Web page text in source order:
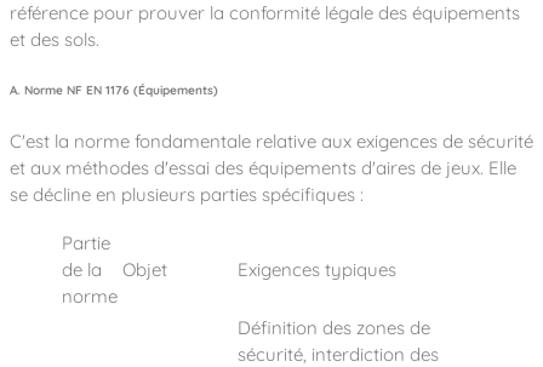
référence pour prouver la conformité légale des équipements
et des sols.
A. Norme NF EN 1176 (Équipements)
C'est la norme fondamentale relative aux exigences de sécurité
et aux méthodes d'essai des équipements d'aires de jeux. Elle
se décline en plusieurs parties spécifiques :
Partie
de la
norme
Objet Exigences typiques
Définition des zones de
sécurité, interdiction des